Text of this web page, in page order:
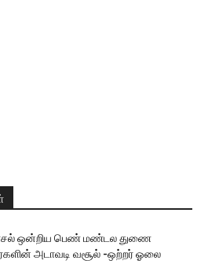
ஒன்றிய பெண் மண்டல துணை
அடாவடி வசூல் -ஒற்றர் ஓலை